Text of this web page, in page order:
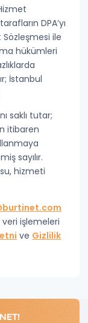
DPA’yı
ile
hükümleri
İstanbul
saklı tutar;
itibaren
sayılır.
hizmeti
veri işlemeleri
ve Gizlilik